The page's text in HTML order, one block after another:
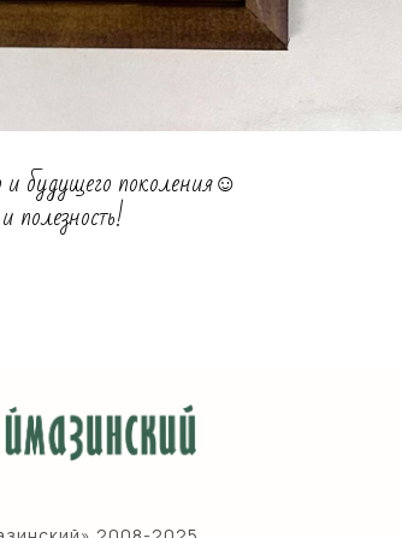
и будущего поколения☺️
полезность!